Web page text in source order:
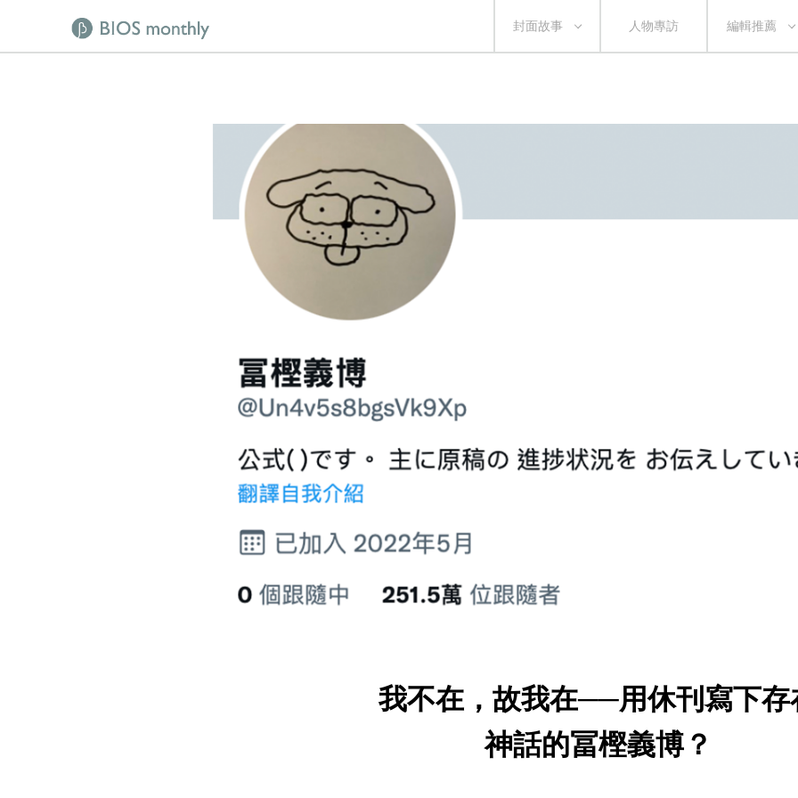
封面故事 人物專訪 編輯推薦
我不在，故我在──用休刊寫下存
神話的冨樫義博？​